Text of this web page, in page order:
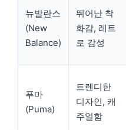
뉴발란스
(New
Balance)
뛰어난 착
화감, 레트
로 감성
푸마
(Puma)
트렌디한
디자인, 캐
주얼함